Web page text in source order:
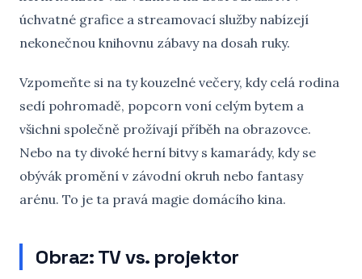
úchvatné grafice a streamovací služby nabízejí
nekonečnou knihovnu zábavy na dosah ruky.
Vzpomeňte si na ty kouzelné večery, kdy celá rodina
sedí pohromadě, popcorn voní celým bytem a
všichni společně prožívají příběh na obrazovce.
Nebo na ty divoké herní bitvy s kamarády, kdy se
obývák promění v závodní okruh nebo fantasy
arénu. To je ta pravá magie domácího kina.
Obraz: TV vs. projektor